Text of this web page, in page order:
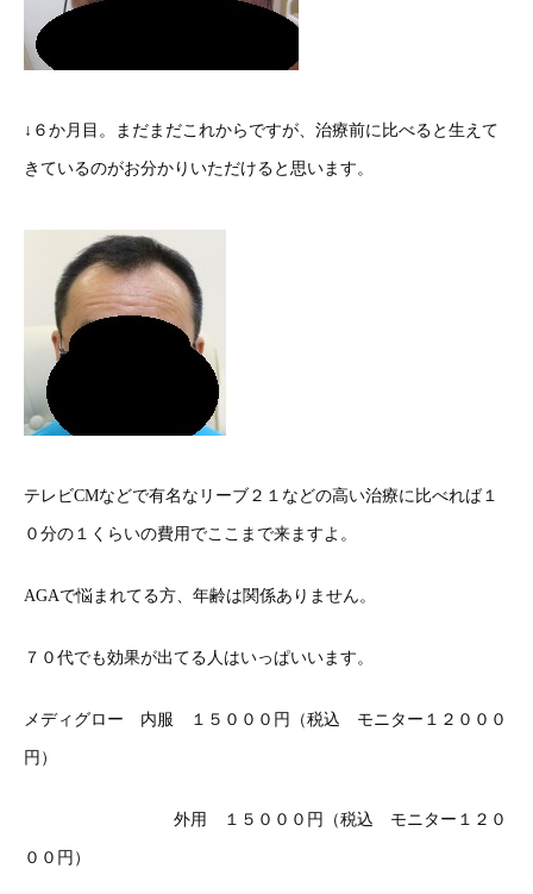
↓６か月目。まだまだこれからですが、治療前に比べると生えて
きているのがお分かりいただけると思います。
テレビCMなどで有名なリーブ２１などの高い治療に比べれば１
０分の１くらいの費用でここまで来ますよ。
AGAで悩まれてる方、年齢は関係ありません。
７０代でも効果が出てる人はいっぱいいます。
メディグロー 内服 １５０００円（税込 モニター１２０００
円）
外用 １５０００円（税込 モニター１２０
００円）